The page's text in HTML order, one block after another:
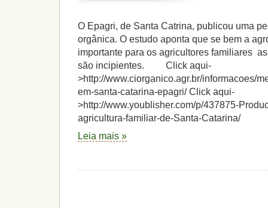
O Epagri, de Santa Catrina, publicou uma
orgânica. O estudo aponta que se bem a
importante para os agricultores familiares
são incipientes. Click aqui-
>http://www.ciorganico.agr.br/informacoes/
em-santa-catarina-epagri/ Click aqui-
>http://www.youblisher.com/p/437875-
agricultura-familiar-de-Santa-Catarina/
Leia mais »